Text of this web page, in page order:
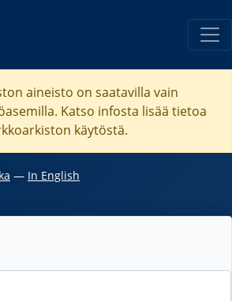
aineisto on saatavilla vain
Katso infosta lisää tietoa
käytöstä.
― In English